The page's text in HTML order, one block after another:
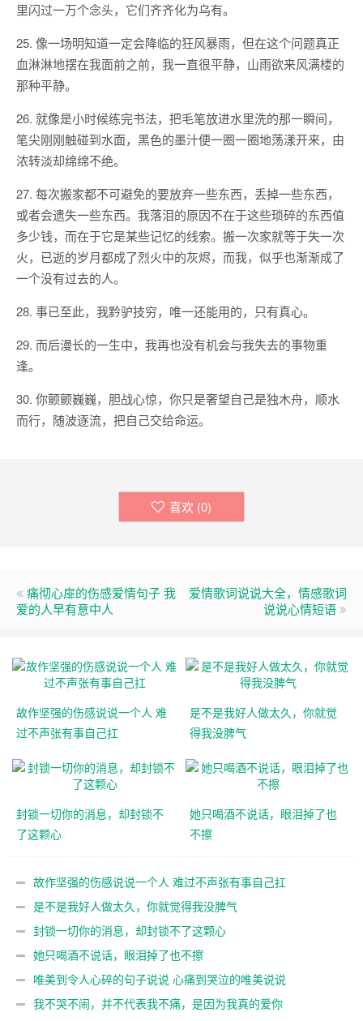
里闪过一万个念头，它们齐齐化为乌有。
25. 像一场明知道一定会降临的狂风暴雨，但在这个问题真正
血淋淋地摆在我面前之前，我一直很平静，山雨欲来风满楼的
那种平静。
26. 就像是小时候练完书法，把毛笔放进水里洗的那一瞬间，
笔尖刚刚触碰到水面，黑色的墨汁便一圈一圈地荡漾开来，由
浓转淡却绵绵不绝。
27. 每次搬家都不可避免的要放弃一些东西，丢掉一些东西，
或者会遗失一些东西。我落泪的原因不在于这些琐碎的东西值
多少钱，而在于它是某些记忆的线索。搬一次家就等于失一次
火，已逝的岁月都成了烈火中的灰烬，而我，似乎也渐渐成了
一个没有过去的人。
28. 事已至此，我黔驴技穷，唯一还能用的，只有真心。
29. 而后漫长的一生中，我再也没有机会与我失去的事物重
逢。
30. 你颤颤巍巍，胆战心惊，你只是奢望自己是独木舟，顺水
而行，随波逐流，把自己交给命运。
喜欢 (0)
痛彻心扉的伤感爱情句子 我
爱的人早有意中人
爱情歌词说说大全，情感歌词
说说心情短语
故作坚强的伤感说说一个人 难
过不声张有事自己扛
是不是我好人做太久，你就觉
得我没脾气
封锁一切你的消息，却封锁不
了这颗心
她只喝酒不说话，眼泪掉了也
不擦
故作坚强的伤感说说一个人 难过不声张有事自己扛
是不是我好人做太久，你就觉得我没脾气
封锁一切你的消息，却封锁不了这颗心
她只喝酒不说话，眼泪掉了也不擦
唯美到令人心碎的句子说说 心痛到哭泣的唯美说说
我不哭不闹，并不代表我不痛，是因为我真的爱你